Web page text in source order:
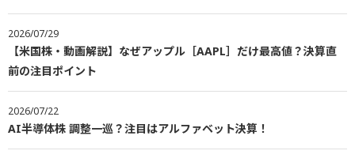
2026/07/29
【米国株・動画解説】なぜアップル［AAPL］だけ最高値？決算直
前の注目ポイント
2026/07/22
AI半導体株 調整一巡？注目はアルファベット決算！